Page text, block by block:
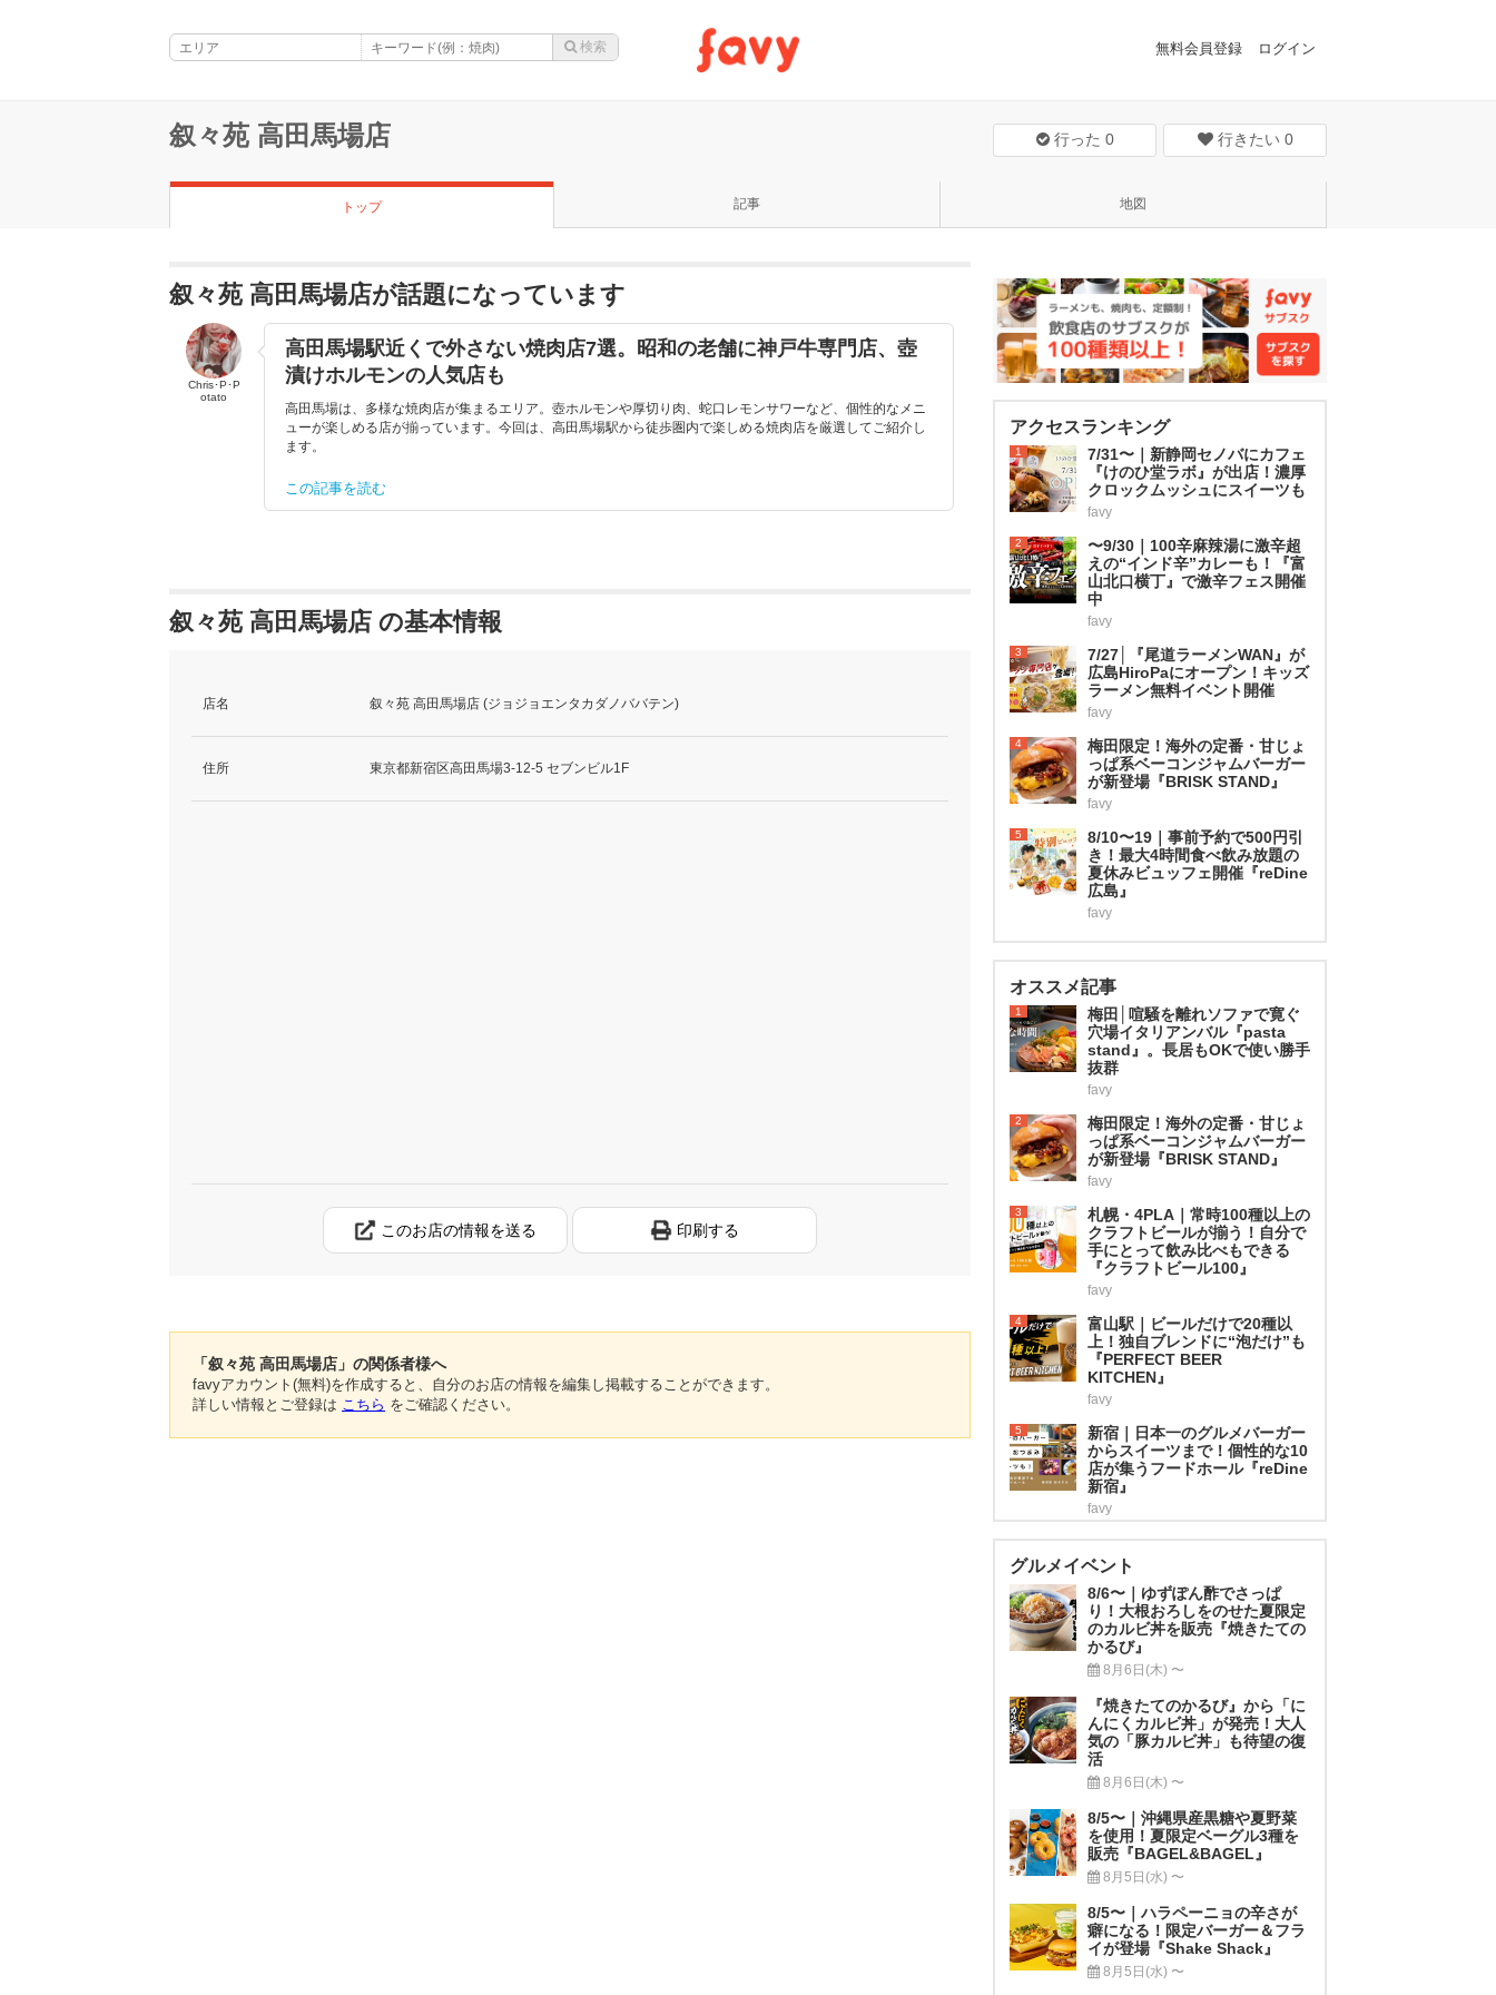
無料会員登録 ログイン
叙々苑 高田馬場店 行った 0 行きたい 0
トップ 記事 地図
叙々苑 高田馬場店が話題になっています
Chris･P･P
otato
高田馬場駅近くで外さない焼肉店7選。昭和の老舗に神戸牛専門店、壺
漬けホルモンの人気店も
高田馬場は、多様な焼肉店が集まるエリア。壺ホルモンや厚切り肉、蛇口レモンサワーなど、個性的なメニ
ューが楽しめる店が揃っています。今回は、高田馬場駅から徒歩圏内で楽しめる焼肉店を厳選してご紹介し
ます。
この記事を読む
叙々苑 高田馬場店 の基本情報
店名 叙々苑 高田馬場店 (ジョジョエンタカダノババテン)
住所 東京都新宿区高田馬場3-12-5 セブンビル1F
このお店の情報を送る 印刷する
「叙々苑 高田馬場店」の関係者様へ
favyアカウント(無料)を作成すると、自分のお店の情報を編集し掲載することができます。
詳しい情報とご登録は こちら をご確認ください。
アクセスランキング
1
7/31〜｜新静岡セノバにカフェ
『けのひ堂ラボ』が出店！濃厚
クロックムッシュにスイーツも
favy
2
〜9/30｜100辛麻辣湯に激辛超
えの“インド辛”カレーも！『富
山北口横丁』で激辛フェス開催
中
favy
3
7/27│『尾道ラーメンWAN』が
広島HiroPaにオープン！キッズ
ラーメン無料イベント開催
favy
4
梅田限定！海外の定番・甘じょ
っぱ系ベーコンジャムバーガー
が新登場『BRISK STAND』
favy
5
8/10〜19｜事前予約で500円引
き！最大4時間食べ飲み放題の
夏休みビュッフェ開催『reDine
広島』
favy
オススメ記事
1
梅田│喧騒を離れソファで寛ぐ
穴場イタリアンバル『pasta
stand』。長居もOKで使い勝手
抜群
favy
2
梅田限定！海外の定番・甘じょ
っぱ系ベーコンジャムバーガー
が新登場『BRISK STAND』
favy
3
札幌・4PLA｜常時100種以上の
クラフトビールが揃う！自分で
手にとって飲み比べもできる
『クラフトビール100』
favy
4
富山駅｜ビールだけで20種以
上！独自ブレンドに“泡だけ”も
『PERFECT BEER
KITCHEN』
favy
5
新宿｜日本一のグルメバーガー
からスイーツまで！個性的な10
店が集うフードホール『reDine
新宿』
favy
グルメイベント
8/6〜｜ゆずぽん酢でさっぱ
り！大根おろしをのせた夏限定
のカルビ丼を販売『焼きたての
かるび』
8月6日(木) 〜
『焼きたてのかるび』から「に
んにくカルビ丼」が発売！大人
気の「豚カルビ丼」も待望の復
活
8月6日(木) 〜
8/5〜｜沖縄県産黒糖や夏野菜
を使用！夏限定ベーグル3種を
販売『BAGEL&BAGEL』
8月5日(水) 〜
8/5〜｜ハラペーニョの辛さが
癖になる！限定バーガー＆フラ
イが登場『Shake Shack』
8月5日(水) 〜